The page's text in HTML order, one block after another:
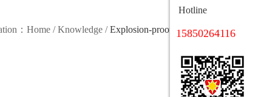
： Home /Knowledge /Explosion-proof knowledge
Hotline
15850264116